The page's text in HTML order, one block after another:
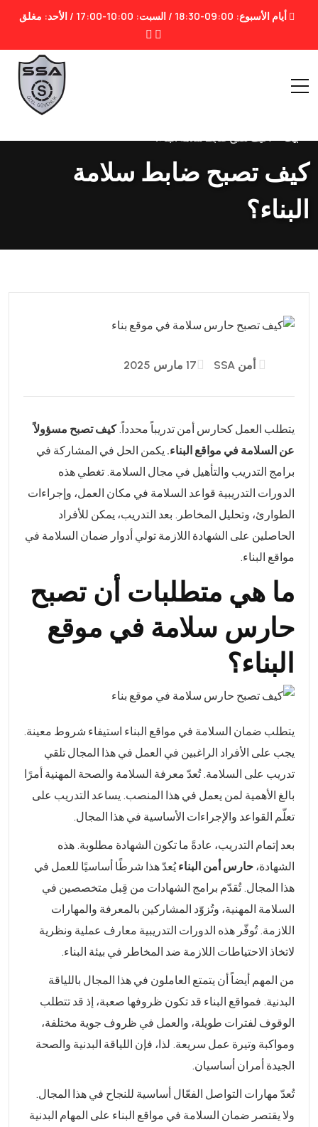
أيام الأسبوع: 09:00-18:30 / السبت: 10:00-17:00 / الأحد: مغلق
بيت |كيف تصبح ضابط سلامة البناء؟
كيف تصبح ضابط سلامة
البناء؟
أمن SSA 17 مارس 2025
يتطلب العمل كحارس أمن تدريباً محدداً.كيف تصبح مسؤولاً
عن السلامة في مواقع البناء. يكمن الحل في المشاركة في
برامج التدريب والتأهيل في مجال السلامة. تغطي هذه
الدورات التدريبية قواعد السلامة في مكان العمل، وإجراءات
الطوارئ، وتحليل المخاطر. بعد التدريب، يمكن للأفراد
الحاصلين على الشهادة اللازمة تولي أدوار ضمان السلامة في
مواقع البناء.
ما هي متطلبات أن تصبح
حارس سلامة في موقع
البناء؟
يتطلب ضمان السلامة في مواقع البناء استيفاء شروط معينة.
يجب على الأفراد الراغبين في العمل في هذا المجال تلقي
تدريب على السلامة. تُعدّ معرفة السلامة والصحة المهنية أمرًا
بالغ الأهمية لمن يعمل في هذا المنصب. يساعد التدريب على
تعلّم القواعد والإجراءات الأساسية في هذا المجال.
بعد إتمام التدريب، عادةً ما تكون الشهادة مطلوبة. هذه
الشهادة،حارس أمن البناءيُعدّ هذا شرطًا أساسيًا للعمل في
هذا المجال. تُقدّم برامج الشهادات من قِبل متخصصين في
السلامة المهنية، وتُزوّد المشاركين بالمعرفة والمهارات
اللازمة. تُوفّر هذه الدورات التدريبية معارف عملية ونظرية
لاتخاذ الاحتياطات اللازمة ضد المخاطر في بيئة البناء.
من المهم أيضاً أن يتمتع العاملون في هذا المجال باللياقة
البدنية. فمواقع البناء قد تكون ظروفها صعبة، إذ قد تتطلب
الوقوف لفترات طويلة، والعمل في ظروف جوية مختلفة،
ومواكبة وتيرة عمل سريعة. لذا، فإن اللياقة البدنية والصحة
الجيدة أمران أساسيان.
تُعدّ مهارات التواصل الفعّال أساسية للنجاح في هذا المجال.
ولا يقتصر ضمان السلامة في مواقع البناء على المهام البدنية